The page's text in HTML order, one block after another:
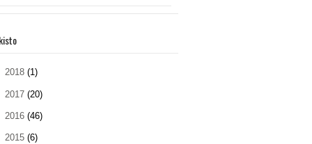
2018 (1)
2017 (20)
2016 (46)
2015 (6)